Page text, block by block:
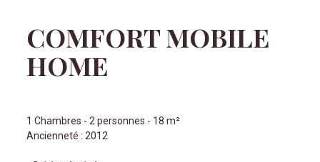
COMFORT MOBILE
HOME
1 Chambres - 2 personnes - 18 m²
Ancienneté : 2012